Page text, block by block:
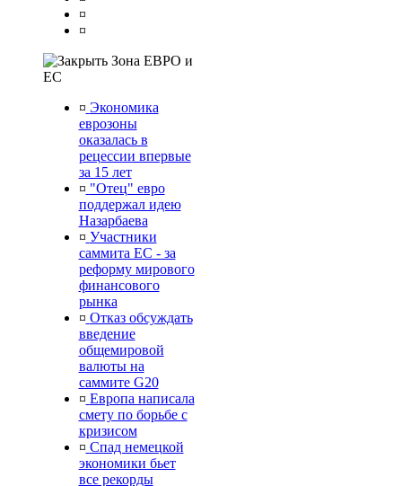
¤
¤
Зона ЕВРО и
ЕС
¤ Экономика
еврозоны
оказалась в
рецессии впервые
за 15 лет
¤ "Отец" евро
поддержал идею
Назарбаева
¤ Участники
саммита ЕС - за
реформу мирового
финансового
рынка
¤ Отказ обсуждать
введение
общемировой
валюты на
саммите G20
¤ Европа написала
смету по борьбе с
кризисом
¤ Спад немецкой
экономики бьет
все рекорды